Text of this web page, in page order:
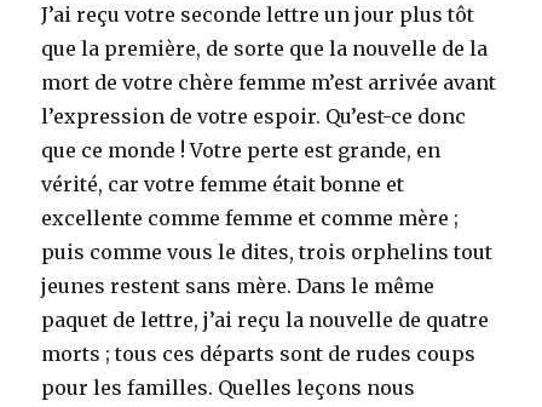
J’ai reçu votre seconde lettre un jour plus tôt
que la première, de sorte que la nouvelle de la
mort de votre chère femme m’est arrivée avant
l’expression de votre espoir. Qu’est-ce donc
que ce monde ! Votre perte est grande, en
vérité, car votre femme était bonne et
excellente comme femme et comme mère ;
puis comme vous le dites, trois orphelins tout
jeunes restent sans mère. Dans le même
paquet de lettre, j’ai reçu la nouvelle de quatre
morts ; tous ces départs sont de rudes coups
pour les familles. Quelles leçons nous